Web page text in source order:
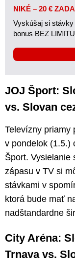
NIKÉ – 20 €
Vyskúšaj si
bonus BEZ
JOJ Šport:
vs. Slovan
Televízny priamy
v pondelok (1.5.)
Šport. Vysielanie
zápasu v TV si
stávkami v
ktorá bude mať
nadštandardne
City Aréna:
Trnava vs.